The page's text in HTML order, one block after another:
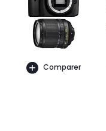
Comparer